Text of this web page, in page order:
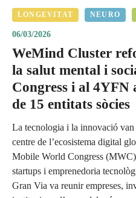
LONGEVITAT NEURO
06/03/2026
WeMind Cluster
la salut mental i
Congress i al
de 15 entitats sòcies
La tecnologia i la innovació
centre de l’ecosistema digital
Mobile World Congress
startups i emprenedoria
Gran Via va reunir empreses,